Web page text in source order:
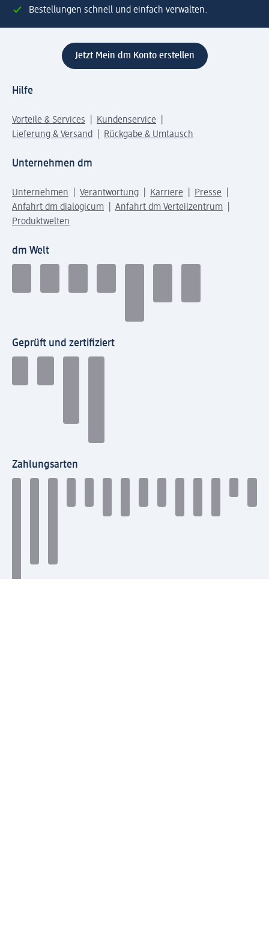
Bestellungen schnell und einfach verwalten.
Jetzt Mein dm Konto erstellen
Hilfe
Vorteile & Services
Kundenservice
Lieferung & Versand
Rückgabe & Umtausch
Unternehmen dm
Unternehmen Verantwortung Karriere
Presse
Anfahrt dm dialogicum
Anfahrt dm Verteilzentrum
Produktwelten
dm Welt
Geprüft und zertifiziert
Zahlungsarten